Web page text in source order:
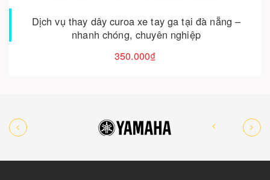
Dịch vụ thay dây curoa xe tay ga tại đà nẵng –
nhanh chóng, chuyên nghiệp
350.000₫